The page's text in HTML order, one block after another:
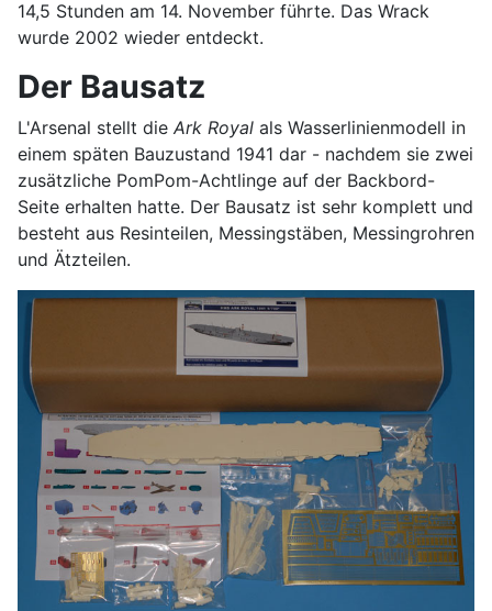
14,5 Stunden am 14. November führte. Das Wrack
wurde 2002 wieder entdeckt.
Der Bausatz
L'Arsenal stellt die Ark Royal als Wasserlinienmodell in
einem späten Bauzustand 1941 dar - nachdem sie zwei
zusätzliche PomPom-Achtlinge auf der Backbord-
Seite erhalten hatte. Der Bausatz ist sehr komplett und
besteht aus Resinteilen, Messingstäben, Messingrohren
und Ätzteilen.